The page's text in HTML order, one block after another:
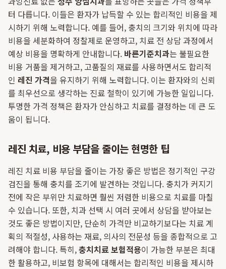
터 다릅니다. 이들은 환자가 납득할 수 있는 합리적인 비용을 제
시하기 위해 노력합니다. 예를 들어, 충치의 크기와 위치에 따라
비용을 세분화하여 정찰제로 운영하고, 치료 전 상담 과정에서
예상 비용을 명확하게 안내합니다. 바른기준치과는 불필요한
비용 거품을 제거하고, 고품질의 재료를 사용하면서도 합리적
인 레진 가격을 유지하기 위해 노력합니다. 이는 환자와의 신뢰
를 최우선으로 생각하는 진료 철학이 있기에 가능한 일입니다.
투명한 가격 정책은 환자가 안심하고 치료를 결정하는 데 큰 도
움이 됩니다.
레진 치료, 비용 부담을 줄이는 현명한 팁
레진 치료 비용 부담을 줄이는 가장 좋은 방법은 정기적인 구강
검진을 통해 충치를 조기에 발견하는 것입니다. 충치가 커지기
전에 작은 부위만 치료하면 훨씬 저렴한 비용으로 치료를 마칠
수 있습니다. 또한, 치과 선택 시 여러 곳에서 상담을 받아보는
것도 좋은 방법이지만, 단순히 가격만 비교하기보다는 치료 계
획의 적절성, 사용하는 재료, 의사의 전문성 등을 종합적으로 고
려해야 합니다. 특히,충치치료 보험적용이 가능한 부분은 최대
한 활용하고, 비보험 항목에 대해서는 합리적인 비용을 제시하